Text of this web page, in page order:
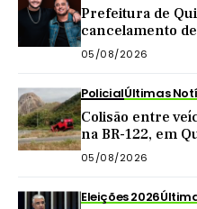
Prefeitura de
cancelamento
Kauan
05/08/2026
PolicialÚltimas
Colisão entre
na BR-122, em
05/08/2026
Eleições 2026